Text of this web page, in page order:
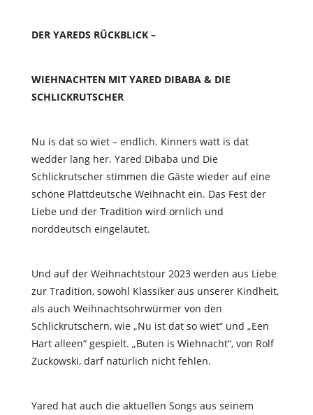
DER YAREDS RÜCKBLICK –
WIEHNACHTEN MIT YARED DIBABA & DIE
SCHLICKRUTSCHER
Nu is dat so wiet – endlich. Kinners watt is dat
wedder lang her. Yared Dibaba und Die
Schlickrutscher stimmen die Gäste wieder auf eine
schöne Plattdeutsche Weihnacht ein. Das Fest der
Liebe und der Tradition wird ornlich und
norddeutsch eingeläutet.
Und auf der Weihnachtstour 2023 werden aus Liebe
zur Tradition, sowohl Klassiker aus unserer Kindheit,
als auch Weihnachtsohrwürmer von den
Schlickrutschern, wie „Nu ist dat so wiet“ und „Een
Hart alleen“ gespielt. „Buten is Wiehnacht“, von Rolf
Zuckowski, darf natürlich nicht fehlen.
Yared hat auch die aktuellen Songs aus seinem